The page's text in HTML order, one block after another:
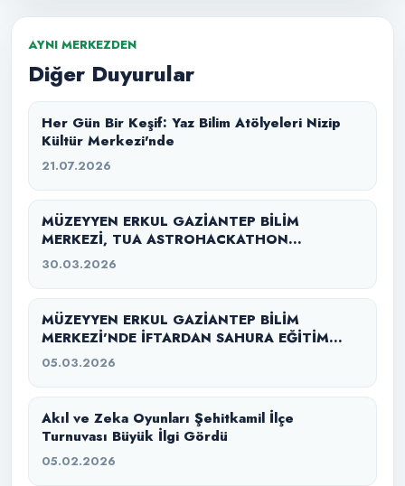
AYNI MERKEZDEN
Diğer Duyurular
Her Gün Bir Keşif: Yaz Bilim Atölyeleri Nizip
Kültür Merkezi'nde
21.07.2026
MÜZEYYEN ERKUL GAZİANTEP BİLİM
MERKEZİ, TUA ASTROHACKATHON
GAZİANTEP 2026’YA EV SAHİPLİĞİ YAPTI
30.03.2026
MÜZEYYEN ERKUL GAZİANTEP BİLİM
MERKEZİ’NDE İFTARDAN SAHURA EĞİTİM
SEFERBERLİĞİ
05.03.2026
Akıl ve Zeka Oyunları Şehitkamil İlçe
Turnuvası Büyük İlgi Gördü
05.02.2026